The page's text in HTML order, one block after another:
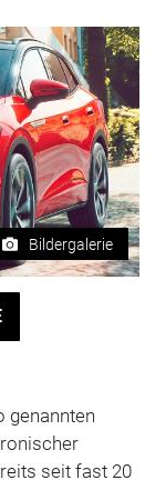
Bildergalerie
genannten
seit fast 20